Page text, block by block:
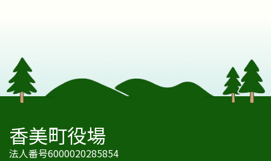
香美町役場
法人番号6000020285854